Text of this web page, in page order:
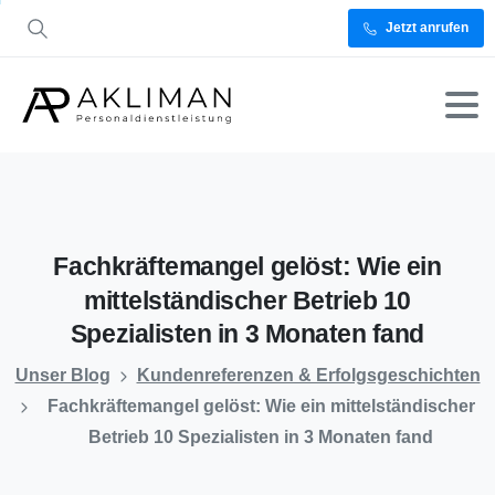
Jetzt anrufen
Fachkräftemangel gelöst: Wie ein
mittelständischer Betrieb 10
Spezialisten in 3 Monaten fand
Unser Blog
Kundenreferenzen & Erfolgsgeschichten
Fachkräftemangel gelöst: Wie ein mittelständischer
Betrieb 10 Spezialisten in 3 Monaten fand